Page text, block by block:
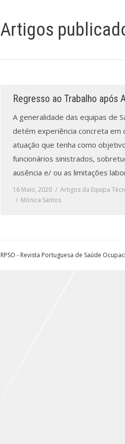
Artigos
Regresso ao Trabalho após
A generalidade das equipas de
detém experiência concreta em
atuação que tenha como
funcionários sinistrados,
ausência e/ ou as limitações
16 Maio, 2020 Artigos da Equipa
Mónica Santos
RPSO - Revista Portuguesa de Saúde